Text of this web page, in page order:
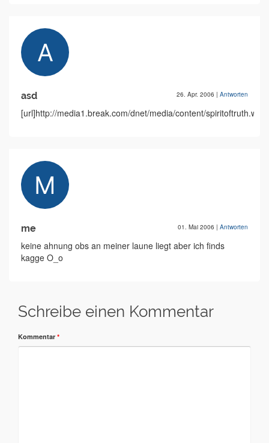
asd 26. Apr. 2006 | Antworten
[url]http://media1.break.com/dnet/media/content/
me 01. Mai 2006 | Antworten
keine ahnung obs an meiner laune liegt aber ich finds
kagge O_o
Schreibe einen Kommentar
Kommentar *